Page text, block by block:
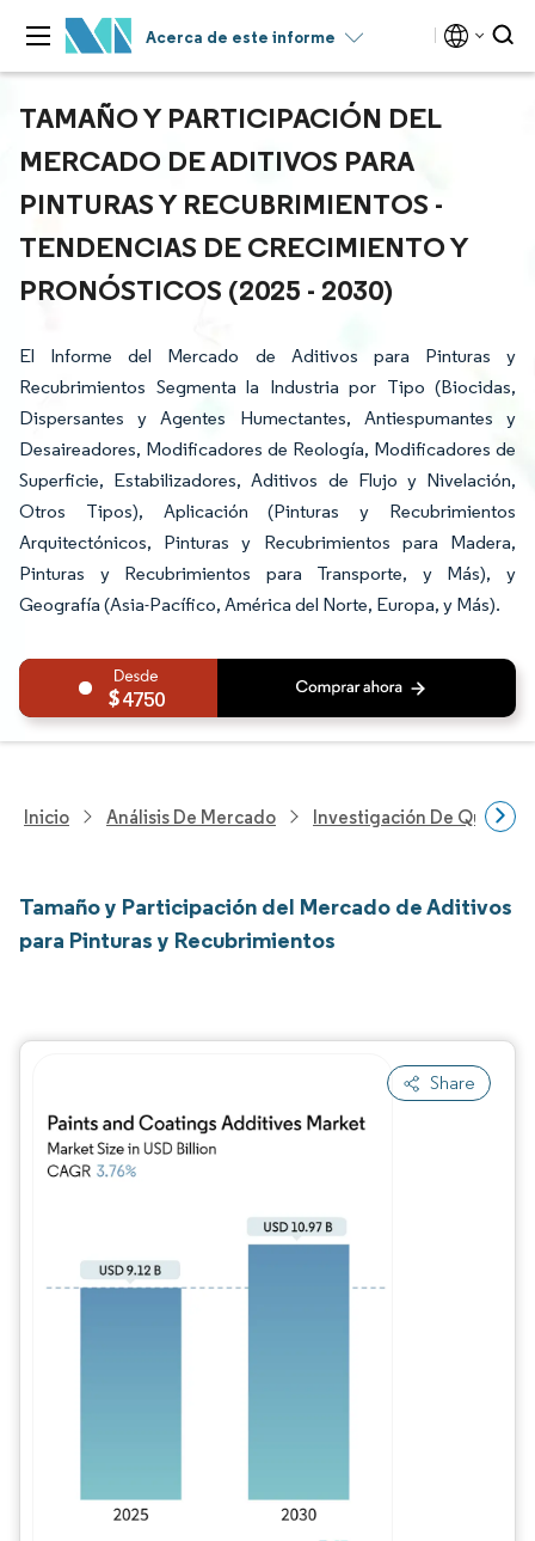
Acerca de este informe
TAMAÑO Y PARTICIPACIÓN DEL
MERCADO DE ADITIVOS PARA
PINTURAS Y RECUBRIMIENTOS -
TENDENCIAS DE CRECIMIENTO Y
PRONÓSTICOS (2025 - 2030)
El Informe del Mercado de Aditivos para Pinturas y
Recubrimientos Segmenta la Industria por Tipo (Biocidas,
Dispersantes y Agentes Humectantes, Antiespumantes y
Desaireadores, Modificadores de Reología, Modificadores de
Superficie, Estabilizadores, Aditivos de Flujo y Nivelación,
Otros Tipos), Aplicación (Pinturas y Recubrimientos
Arquitectónicos, Pinturas y Recubrimientos para Madera,
Pinturas y Recubrimientos para Transporte, y Más), y
Geografía (Asia-Pacífico, América del Norte, Europa, y Más).
4750
Inicio Análisis De Mercado Investigación De
Tamaño y Participación del Mercado de Aditivos
para Pinturas y Recubrimientos
Share